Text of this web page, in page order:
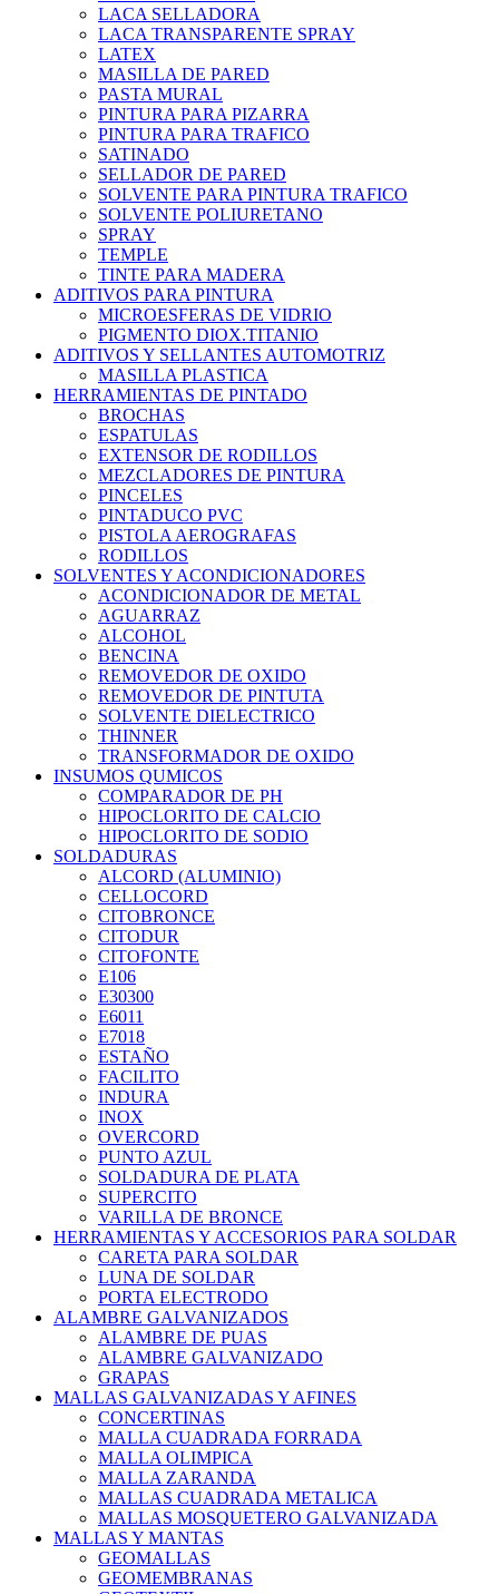
LACA SELLADORA
LACA TRANSPARENTE SPRAY
LATEX
MASILLA DE PARED
PASTA MURAL
PINTURA PARA PIZARRA
PINTURA PARA TRAFICO
SATINADO
SELLADOR DE PARED
SOLVENTE PARA PINTURA TRAFICO
SOLVENTE POLIURETANO
SPRAY
TEMPLE
TINTE PARA MADERA
ADITIVOS PARA PINTURA
MICROESFERAS DE VIDRIO
PIGMENTO DIOX.TITANIO
ADITIVOS Y SELLANTES AUTOMOTRIZ
MASILLA PLASTICA
HERRAMIENTAS DE PINTADO
BROCHAS
ESPATULAS
EXTENSOR DE RODILLOS
MEZCLADORES DE PINTURA
PINCELES
PINTADUCO PVC
PISTOLA AEROGRAFAS
RODILLOS
SOLVENTES Y ACONDICIONADORES
ACONDICIONADOR DE METAL
AGUARRAZ
ALCOHOL
BENCINA
REMOVEDOR DE OXIDO
REMOVEDOR DE PINTUTA
SOLVENTE DIELECTRICO
THINNER
TRANSFORMADOR DE OXIDO
INSUMOS QUMICOS
COMPARADOR DE PH
HIPOCLORITO DE CALCIO
HIPOCLORITO DE SODIO
SOLDADURAS
ALCORD (ALUMINIO)
CELLOCORD
CITOBRONCE
CITODUR
CITOFONTE
E106
E30300
E6011
E7018
ESTAÑO
FACILITO
INDURA
INOX
OVERCORD
PUNTO AZUL
SOLDADURA DE PLATA
SUPERCITO
VARILLA DE BRONCE
HERRAMIENTAS Y ACCESORIOS PARA SOLDAR
CARETA PARA SOLDAR
LUNA DE SOLDAR
PORTA ELECTRODO
ALAMBRE GALVANIZADOS
ALAMBRE DE PUAS
ALAMBRE GALVANIZADO
GRAPAS
MALLAS GALVANIZADAS Y AFINES
CONCERTINAS
MALLA CUADRADA FORRADA
MALLA OLIMPICA
MALLA ZARANDA
MALLAS CUADRADA METALICA
MALLAS MOSQUETERO GALVANIZADA
MALLAS Y MANTAS
GEOMALLAS
GEOMEMBRANAS